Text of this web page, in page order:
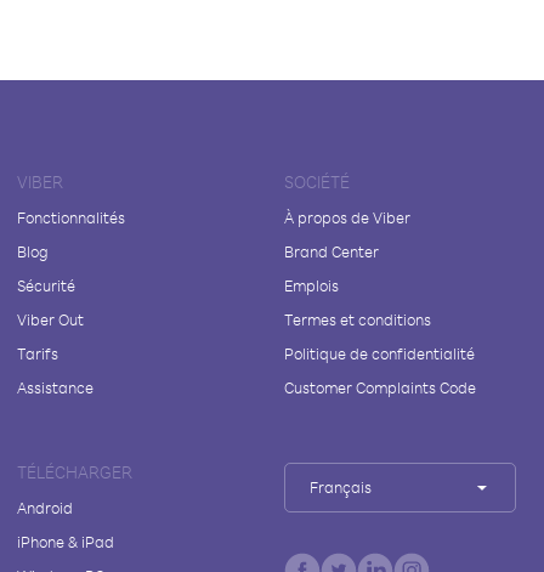
VIBER
Fonctionnalités
Blog
Sécurité
Viber Out
Tarifs
Assistance
SOCIÉTÉ
À propos de Viber
Brand Center
Emplois
Termes et conditions
Politique de confidentialité
Customer Complaints Code
TÉLÉCHARGER
Android
iPhone & iPad
Français